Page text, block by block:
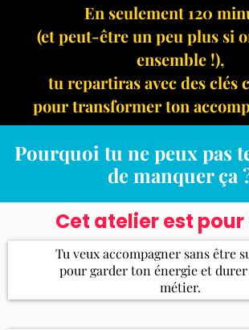
En seulement 120
(et peut-être un peu plus si
ensemble !),
tu repartiras avec des clés
pour transformer ton
Pourquoi tu ne peux pas
de manquer ça
Cet atelier est pour
Tu veux accompagner sans être
pour garder ton énergie et
métier.